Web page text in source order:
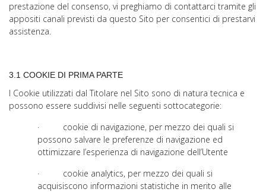
prestazione del consenso, vi preghiamo di contattarci tramite gli
appositi canali previsti da questo Sito per consentici di prestarvi
assistenza.
3.1 COOKIE DI PRIMA PARTE
I Cookie utilizzati dal Titolare nel Sito sono di natura tecnica e
possono essere suddivisi nelle seguenti sottocategorie:
· cookie di navigazione, per mezzo dei quali si
possono salvare le preferenze di navigazione ed
ottimizzare l’esperienza di navigazione dell’Utente
· cookie analytics, per mezzo dei quali si
acquisiscono informazioni statistiche in merito alle